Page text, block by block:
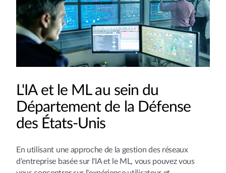
L'IA et le ML au sein du
Département de la Défense
des États-Unis
En utilisant une approche de la gestion des réseaux
d'entreprise basée sur l'IA et le ML, vous pouvez vous